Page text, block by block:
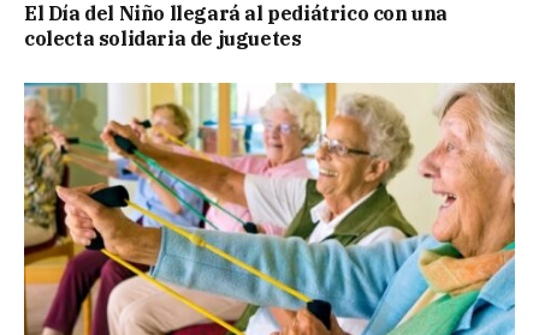
El Día del Niño llegará al pediátrico con una
colecta solidaria de juguetes